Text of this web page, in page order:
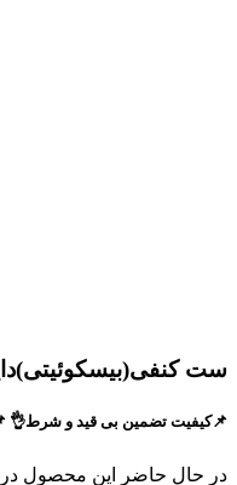
ست کنفی(بیسکوئیتی)دایان
📌کیفیت تضمین بی قید و شرط👌
در حال حاضر این محصول در